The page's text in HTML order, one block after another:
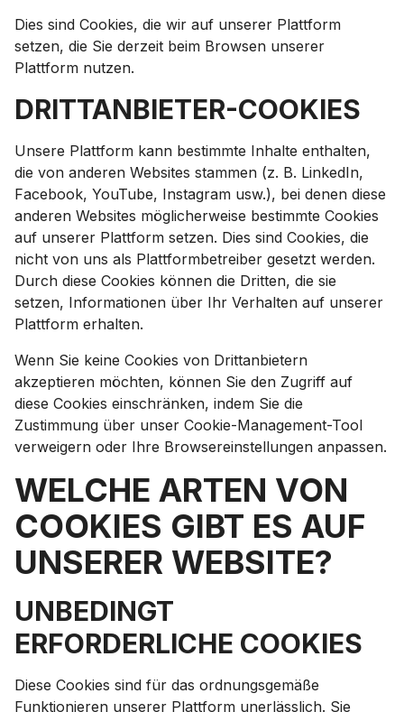
Dies sind Cookies, die wir auf unserer Plattform
setzen, die Sie derzeit beim Browsen unserer
Plattform nutzen.
DRITTANBIETER-COOKIES
Unsere Plattform kann bestimmte Inhalte enthalten,
die von anderen Websites stammen (z. B. LinkedIn,
Facebook, YouTube, Instagram usw.), bei denen diese
anderen Websites möglicherweise bestimmte Cookies
auf unserer Plattform setzen. Dies sind Cookies, die
nicht von uns als Plattformbetreiber gesetzt werden.
Durch diese Cookies können die Dritten, die sie
setzen, Informationen über Ihr Verhalten auf unserer
Plattform erhalten.
Wenn Sie keine Cookies von Drittanbietern
akzeptieren möchten, können Sie den Zugriff auf
diese Cookies einschränken, indem Sie die
Zustimmung über unser Cookie-Management-Tool
verweigern oder Ihre Browsereinstellungen anpassen.
WELCHE ARTEN VON
COOKIES GIBT ES AUF
UNSERER WEBSITE?
UNBEDINGT
ERFORDERLICHE COOKIES
Diese Cookies sind für das ordnungsgemäße
Funktionieren unserer Plattform unerlässlich. Sie